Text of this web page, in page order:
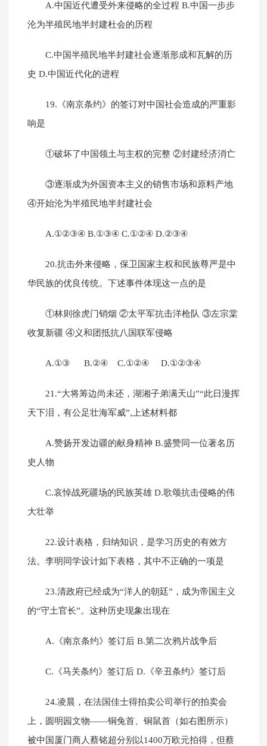
A.中国近代遭受外来侵略的全过程 B.中国一步步
沦为半殖民地半封建杜会的历程
C.中国半殖民地半封建社会逐渐形成和瓦解的历
史 D.中国近代化的进程
19.《南京条约》的签订对中国社会造成的严重影
响是
①破坏了中国领土与主权的完整 ②封建经济消亡
③逐渐成为外国资本主义的销售市场和原料产地
④开始沦为半殖民地半封建社会
A.①②③④ B.①③④ C.①②④ D.②③④
20.抗击外来侵略，保卫国家主权和民族尊严是中
华民族的优良传统。下述事件体现这一点的是
①林则徐虎门销烟 ②太平军抗击洋枪队 ③左宗棠
收复新疆 ④义和团抵抗八国联军侵略
A.①③ B.②④ C.①②④ D.①②③④
21.“大将筹边尚未还，湖湘子弟满天山”“此日漫挥
天下泪，有公足壮海军威”,上述材料都
A.赞扬开发边疆的献身精神 B.盛赞同一位著名历
史人物
C.哀悼战死疆场的民族英雄 D.歌颂抗击侵略的伟
大壮举
22.设计表格，归纳知识，是学习历史的有效方
法。李明同学设计如下表格，其中不正确的一项是
23.清政府已经成为“洋人的朝廷”，成为帝国主义
的“守土官长”。这种历史现象出现在
A.《南京条约》签订后 B.第二次鸦片战争后
C.《马关条约》签订后 D.《辛丑条约》签订后
24.凌晨，在法国佳士得拍卖公司举行的拍卖会
上，圆明园文物——铜兔首、铜鼠首（如右图所示）
被中国厦门商人蔡铭超分别以1400万欧元拍得，但蔡